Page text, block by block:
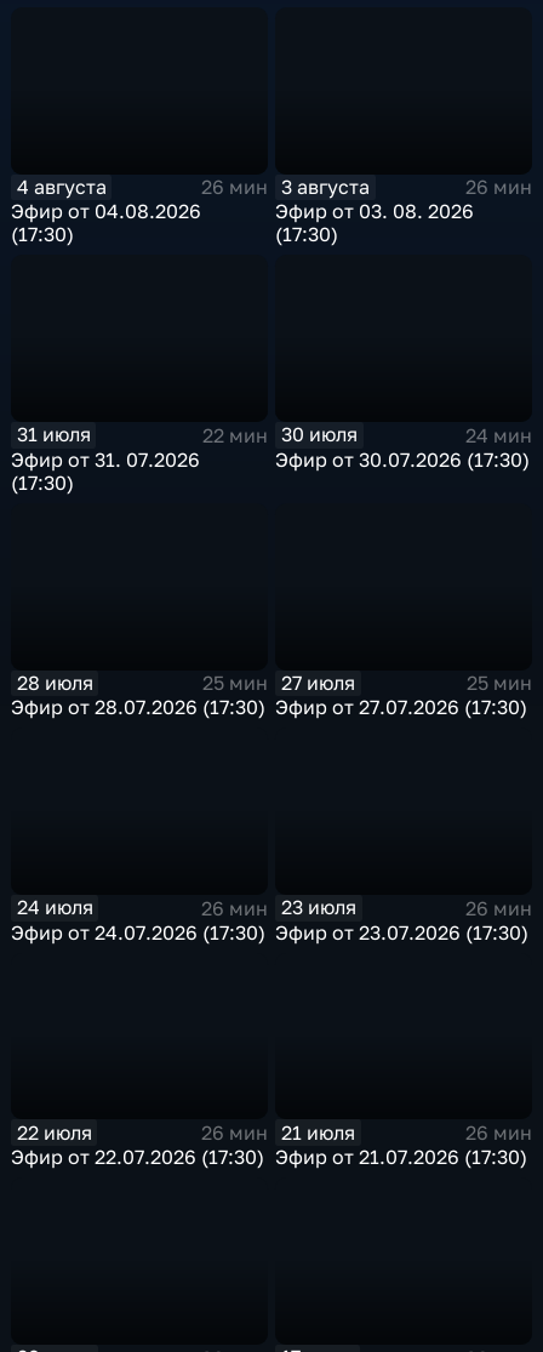
4 августа
26 мин
Эфир от 04.08.2026
(17:30)
3 августа
26 мин
Эфир от 03. 08. 2026
(17:30)
31 июля
22 мин
Эфир от 31. 07.2026
(17:30)
30 июля
24 мин
Эфир от 30.07.2026 (17:30)
28 июля
25 мин
Эфир от 28.07.2026 (17:30)
27 июля
25 мин
Эфир от 27.07.2026 (17:30)
24 июля
26 мин
Эфир от 24.07.2026 (17:30)
23 июля
26 мин
Эфир от 23.07.2026 (17:30)
22 июля
26 мин
Эфир от 22.07.2026 (17:30)
21 июля
26 мин
Эфир от 21.07.2026 (17:30)